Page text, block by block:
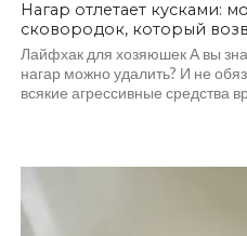
Нагар отлетает кусками:
сковородок, который
Лайфхак для хозяюшек А вы
нагар можно удалить? И не
всякие агрессивные средства